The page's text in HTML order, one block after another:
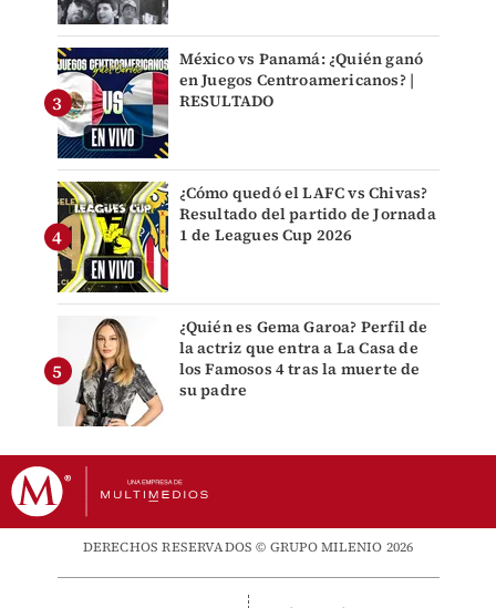
México vs Panamá: ¿Quién ganó
en Juegos Centroamericanos? |
RESULTADO
¿Cómo quedó el LAFC vs Chivas?
Resultado del partido de Jornada
1 de Leagues Cup 2026
¿Quién es Gema Garoa? Perfil de
la actriz que entra a La Casa de
los Famosos 4 tras la muerte de
su padre
DERECHOS RESERVADOS © GRUPO MILENIO 2026